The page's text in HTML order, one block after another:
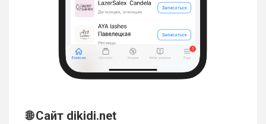
🌐 Сайт dikidi.net